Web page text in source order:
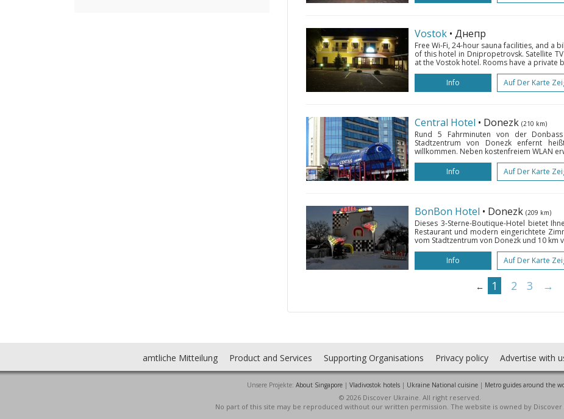
Vostok • Днепр
Free Wi-Fi, 24-hour sauna facilities, and a
of this hotel in Dnipropetrovsk. Satellite
at the Vostok hotel. Rooms have a private
Info
Auf Der Karte
Central Hotel • Donezk (210 km)
Rund 5 Fahrminuten von der
Stadtzentrum von Donezk enfernt
willkommen. Neben kostenfreiem WLAN
Info
Auf Der Karte
BonBon Hotel • Donezk (209 km)
Dieses 3-Sterne-Boutique-Hotel bietet
Restaurant und modern eingerichtete
vom Stadtzentrum von Donezk und 10 km
Info
Auf Der Karte
← 1 2 3 →
amtliche Mitteilung Product and Services Supporting Organisations Privacy policy Advertise with
Unsere Projekte: About Singapore| Vladivostok hotels| Ukraine National cuisine| Metro guides around the
© 2026 Discover Ukraine. All right reserved.
No part of this site may be reproduced without our written permission. The website is owned by Discover